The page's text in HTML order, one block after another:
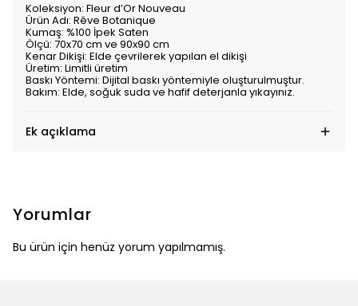
Koleksiyon: Fleur d’Or Nouveau
Ürün Adı: Rêve Botanique
Kumaş: %100 İpek Saten
Ölçü: 70x70 cm ve 90x90 cm
Kenar Dikişi: Elde çevrilerek yapılan el dikişi
Üretim: Limitli üretim
Baskı Yöntemi: Dijital baskı yöntemiyle oluşturulmuştur.
Bakım: Elde, soğuk suda ve hafif deterjanla yıkayınız.
Ek açıklama
Yorumlar
Bu ürün için henüz yorum yapılmamış.